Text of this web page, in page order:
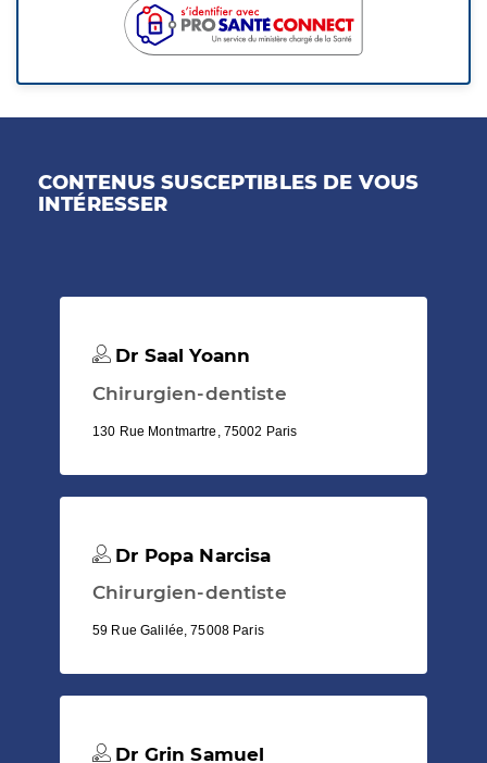
CONTENUS SUSCEPTIBLES DE VOUS
INTÉRESSER
Dr Saal Yoann
Chirurgien-dentiste
130 Rue Montmartre, 75002 Paris
Dr Popa Narcisa
Chirurgien-dentiste
59 Rue Galilée, 75008 Paris
Dr Grin Samuel